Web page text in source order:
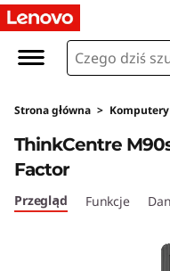
L
n
o
v
o
Strona główna >
ThinkCentre
Factor
Przegląd Funkcje